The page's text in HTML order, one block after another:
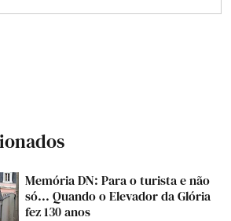
Memória DN: Para o turista e não
só... Quando o Elevador da Glória
fez 130 anos